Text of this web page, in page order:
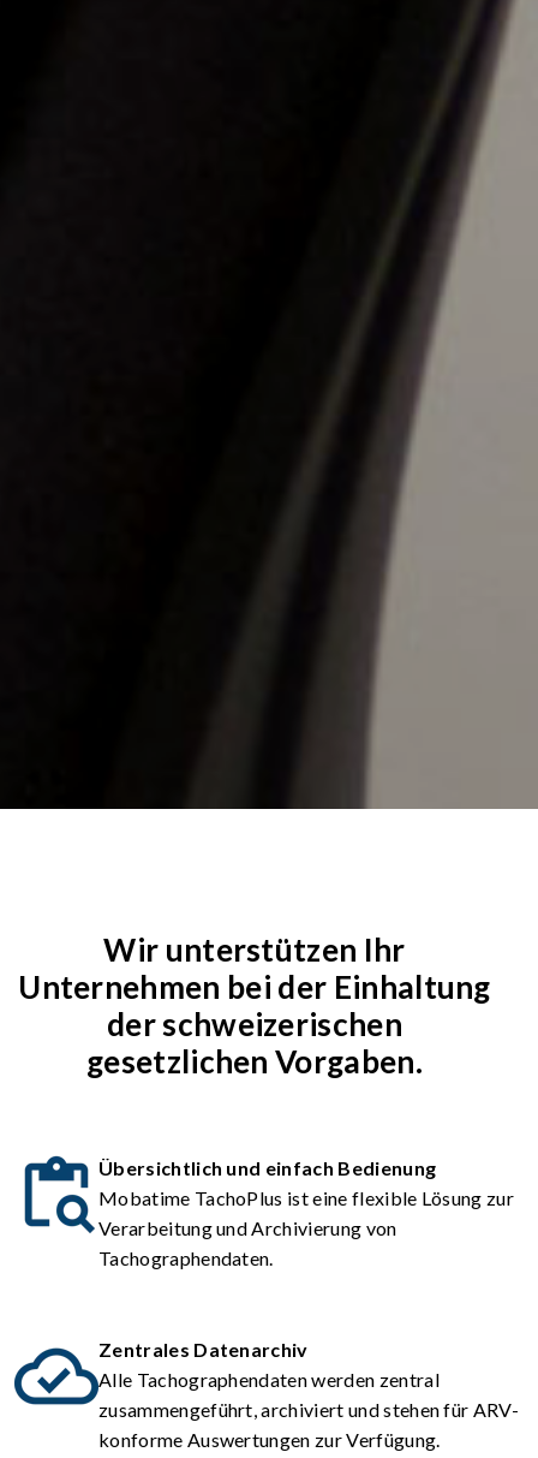
Wir unterstützen Ihr
Unternehmen bei der Einhaltung
der schweizerischen
gesetzlichen Vorgaben.
Übersichtlich und einfach Bedienung
Mobatime TachoPlus ist eine flexible Lösung zur
Verarbeitung und Archivierung von
Tachographendaten.
Zentrales Datenarchiv
Alle Tachographendaten werden zentral
zusammengeführt, archiviert und stehen für ARV-
konforme Auswertungen zur Verfügung.